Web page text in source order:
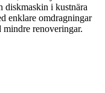
diskmaskin i kustnära
enklare omdragningar
renoveringar.